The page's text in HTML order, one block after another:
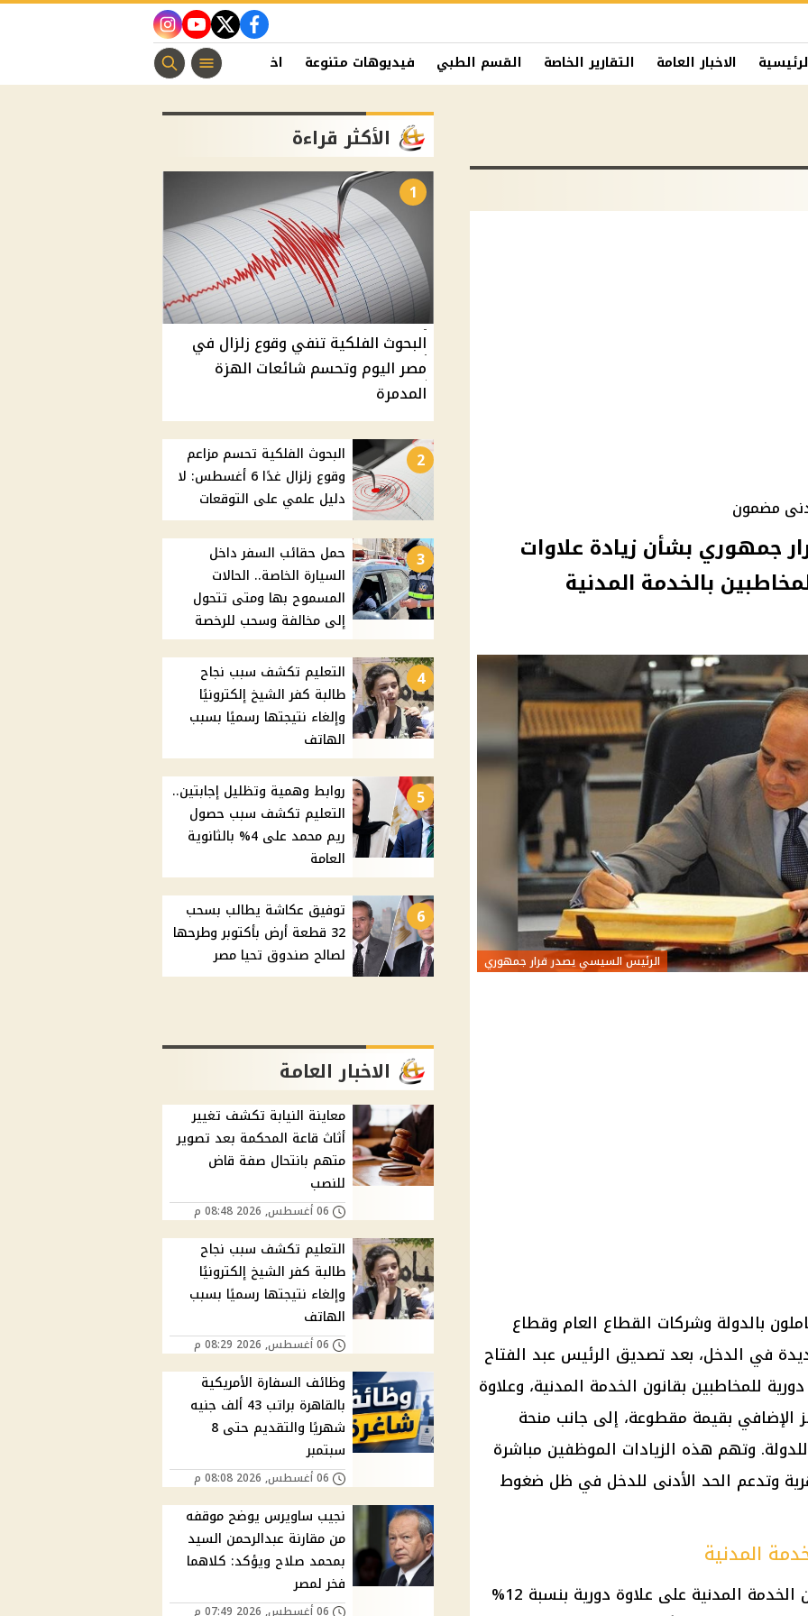
facebook
twitter
youtube
instagram
الاخبار العامة التقارير الخاصة القسم الطبي فيديوهات متنوعة اخبار الفن منوعات مسيحية
مضمون
جمهوري بشأن زيادة علاوات
بالخدمة المدنية
الرئيس السيسي يصدر قرار جمهوري
2026، يدخل العاملون بالدولة وشركات القطاع العام وقطاع
في الدخل، بعد تصديق الرئيس عبد الفتاح
للمخاطبين بقانون الخدمة المدنية، وعلاوة
الإضافي بقيمة مقطوعة، إلى جانب منحة
وتهم هذه الزيادات الموظفين مباشرة
وتدعم الحد الأدنى للدخل في ظل ضغوط
المدنية
يحصل الموظفون المخاطبون بقانون الخدمة المدنية على علاوة دورية بنسبة 12%
الأكثر قراءة
1
البحوث الفلكية تنفي وقوع زلزال في
مصر اليوم وتحسم شائعات الهزة
المدمرة
2
البحوث الفلكية تحسم مزاعم
وقوع زلزال غدًا 6 أغسطس: لا
دليل علمي على التوقعات
3
حمل حقائب السفر داخل
السيارة الخاصة.. الحالات
المسموح بها ومتى تتحول
إلى مخالفة وسحب للرخصة
4
التعليم تكشف سبب نجاح
طالبة كفر الشيخ إلكترونيًا
وإلغاء نتيجتها رسميًا بسبب
الهاتف
5
روابط وهمية وتظليل إجابتين..
التعليم تكشف سبب حصول
ريم محمد على 4% بالثانوية
العامة
6
توفيق عكاشة يطالب بسحب
32 قطعة أرض بأكتوبر وطرحها
لصالح صندوق تحيا مصر
الاخبار العامة
معاينة النيابة تكشف تغيير
أثاث قاعة المحكمة بعد تصوير
متهم بانتحال صفة قاض
للنصب
06 أغسطس, 2026 08:48 م
التعليم تكشف سبب نجاح
طالبة كفر الشيخ إلكترونيًا
وإلغاء نتيجتها رسميًا بسبب
الهاتف
06 أغسطس, 2026 08:29 م
وظائف السفارة الأمريكية
بالقاهرة براتب 43 ألف جنيه
شهريًا والتقديم حتى 8
سبتمبر
06 أغسطس, 2026 08:08 م
نجيب ساويرس يوضح موقفه
من مقارنة عبدالرحمن السيد
بمحمد صلاح ويؤكد: كلاهما
فخر لمصر
06 أغسطس, 2026 07:49 م